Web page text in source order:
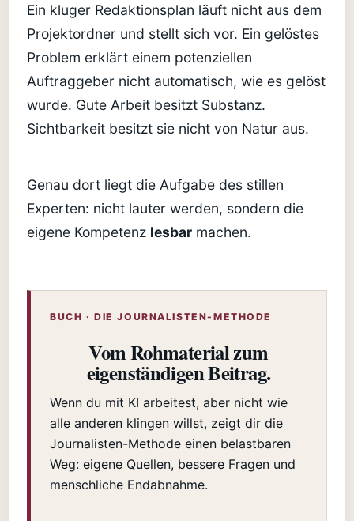
Ein kluger Redaktionsplan läuft nicht aus dem
Projektordner und stellt sich vor. Ein gelöstes
Problem erklärt einem potenziellen
Auftraggeber nicht automatisch, wie es gelöst
wurde. Gute Arbeit besitzt Substanz.
Sichtbarkeit besitzt sie nicht von Natur aus.
Genau dort liegt die Aufgabe des stillen
Experten: nicht lauter werden, sondern die
eigene Kompetenz lesbar machen.
BUCH · DIE JOURNALISTEN-METHODE
Vom Rohmaterial zum
eigenständigen Beitrag.
Wenn du mit KI arbeitest, aber nicht wie
alle anderen klingen willst, zeigt dir die
Journalisten-Methode einen belastbaren
Weg: eigene Quellen, bessere Fragen und
menschliche Endabnahme.